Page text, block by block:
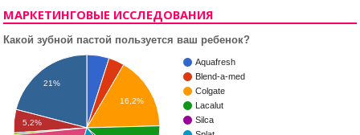
МАРКЕТИНГОВЫЕ ИССЛЕДОВАНИЯ
Какой зубной пастой пользуется ваш ребенок?
Aquafresh
Blend-a-med
Colgate
Lacalut
Silca
16,2%
21%
5,2%